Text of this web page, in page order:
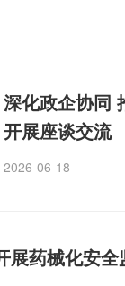
深化政企协同
开展座谈交流
2026-06-18
展药械化安